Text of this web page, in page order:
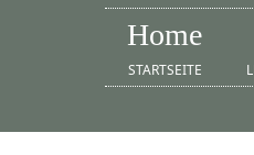
Home
STARTSEITE